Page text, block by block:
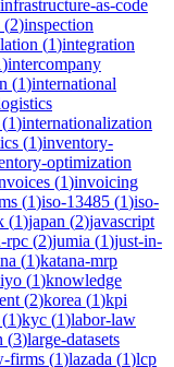
infrastructure-as-code
(2)inspection
(1)integration
)intercompany
(1)international
(1)internationalization
(1)inventory-
optimization
(1)invoicing
(1)iso-13485 (1)iso-
(1)japan (2)javascript
rpc (2)jumia (1)just-in-
(1)katana-mrp
(1)knowledge
(2)korea (1)kpi
(1)kyc (1)labor-law
(3)large-datasets
firms (1)lazada (1)lcp